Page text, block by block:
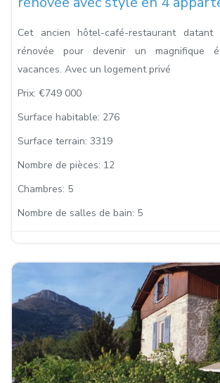
Cet ancien hôtel-café-restaurant
rénovée pour devenir un magnifique
vacances. Avec un logement privé
Prix: €749 000
Surface habitable: 276
Surface terrain: 3319
Nombre de pièces: 12
Chambres: 5
Nombre de salles de bain: 5